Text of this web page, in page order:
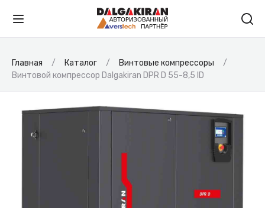
Главная Каталог
Винтовые компрессоры
Винтовой компрессор Dalgakiran DPR D 55-8,5 ID